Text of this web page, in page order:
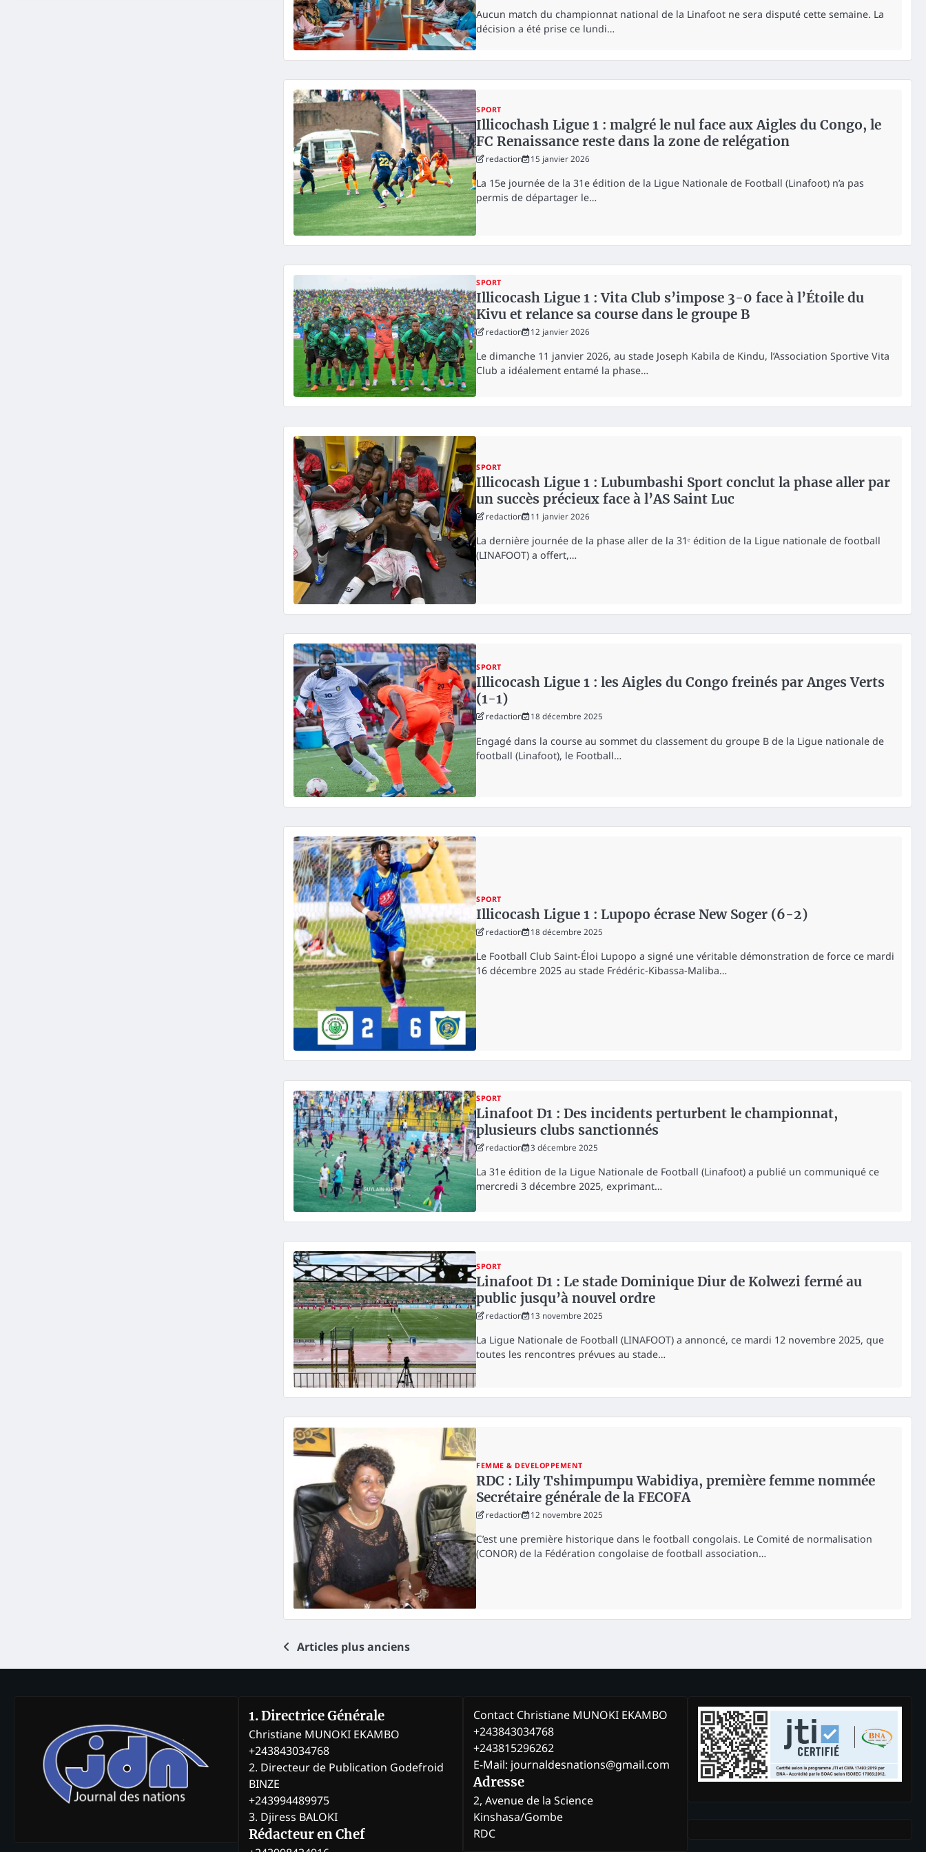
Aucun match du championnat national de la Linafoot ne sera disputé cette semaine. La
décision a été prise ce lundi…
SPORT
Illicochash Ligue 1 : malgré le nul face aux Aigles du Congo, le
FC Renaissance reste dans la zone de relégation
redaction 15 janvier 2026
La 15e journée de la 31e édition de la Ligue Nationale de Football (Linafoot) n’a pas
permis de départager le…
SPORT
Illicocash Ligue 1 : Vita Club s’impose 3-0 face à l’Étoile du
Kivu et relance sa course dans le groupe B
redaction 12 janvier 2026
Le dimanche 11 janvier 2026, au stade Joseph Kabila de Kindu, l’Association Sportive Vita
Club a idéalement entamé la phase…
SPORT
Illicocash Ligue 1 : Lubumbashi Sport conclut la phase aller par
un succès précieux face à l’AS Saint Luc
redaction 11 janvier 2026
La dernière journée de la phase aller de la 31ᵉ édition de la Ligue nationale de football
(LINAFOOT) a offert,…
SPORT
Illicocash Ligue 1 : les Aigles du Congo freinés par Anges Verts
(1-1)
redaction 18 décembre 2025
Engagé dans la course au sommet du classement du groupe B de la Ligue nationale de
football (Linafoot), le Football…
SPORT
Illicocash Ligue 1 : Lupopo écrase New Soger (6-2)
redaction 18 décembre 2025
Le Football Club Saint-Éloi Lupopo a signé une véritable démonstration de force ce mardi
16 décembre 2025 au stade Frédéric-Kibassa-Maliba…
SPORT
Linafoot D1 : Des incidents perturbent le championnat,
plusieurs clubs sanctionnés
redaction 3 décembre 2025
La 31e édition de la Ligue Nationale de Football (Linafoot) a publié un communiqué ce
mercredi 3 décembre 2025, exprimant…
SPORT
Linafoot D1 : Le stade Dominique Diur de Kolwezi fermé au
public jusqu’à nouvel ordre
redaction 13 novembre 2025
La Ligue Nationale de Football (LINAFOOT) a annoncé, ce mardi 12 novembre 2025, que
toutes les rencontres prévues au stade…
FEMME & DEVELOPPEMENT
RDC : Lily Tshimpumpu Wabidiya, première femme nommée
Secrétaire générale de la FECOFA
redaction 12 novembre 2025
C’est une première historique dans le football congolais. Le Comité de normalisation
(CONOR) de la Fédération congolaise de football association…
Navigation
des
Articles plus anciens
1. Directrice Générale
Christiane MUNOKI EKAMBO
+243843034768
2. Directeur de Publication Godefroid
BINZE
+243994489975
3. Djiress BALOKI
Rédacteur en Chef
Contact Christiane MUNOKI EKAMBO
+243843034768
+243815296262
E-Mail: journaldesnations@gmail.com
Adresse
2, Avenue de la Science
Kinshasa/Gombe
RDC